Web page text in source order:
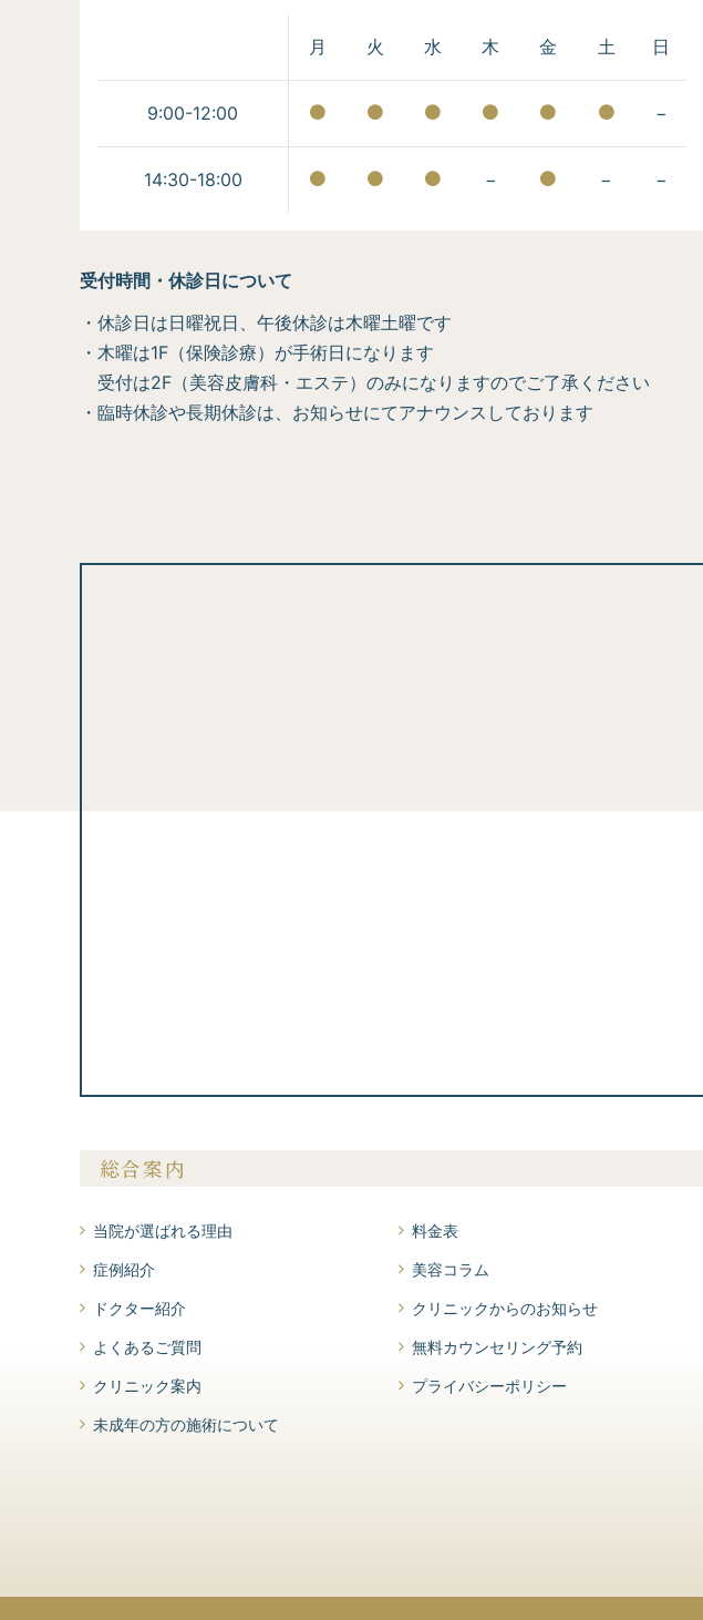
月 火 水 木 金 土 日
9:00-12:00 −
14:30-18:00 − − −
受付時間・休診日について
・休診日は日曜祝日、午後休診は木曜土曜です
・木曜は1F（保険診療）が手術日になります
受付は2F（美容皮膚科・エステ）のみになりますのでご了承ください
・臨時休診や長期休診は、お知らせにてアナウンスしております
総合案内
当院が選ばれる理由
症例紹介
ドクター紹介
よくあるご質問
クリニック案内
未成年の方の施術について
料金表
美容コラム
クリニックからのお知らせ
無料カウンセリング予約
プライバシーポリシー